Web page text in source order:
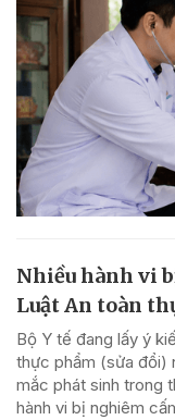
Nhiều hành vi
Luật An toàn
Bộ Y tế đang lấy ý
thực phẩm (sửa đổi)
mắc phát sinh trong
hành vi bị nghiêm